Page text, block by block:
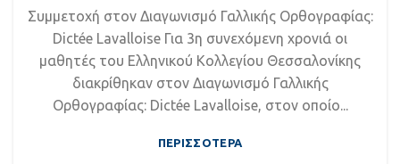
Συμμετοχή στον Διαγωνισμό Γαλλικής Ορθογραφίας:
Dictée Lavalloise Για 3η συνεχόμενη χρονιά οι
μαθητές του Ελληνικού Κολλεγίου Θεσσαλονίκης
διακρίθηκαν στον Διαγωνισμό Γαλλικής
Ορθογραφίας: Dictée Lavalloise, στον οποίο...
ΠΕΡΙΣΣΌΤΕΡΑ